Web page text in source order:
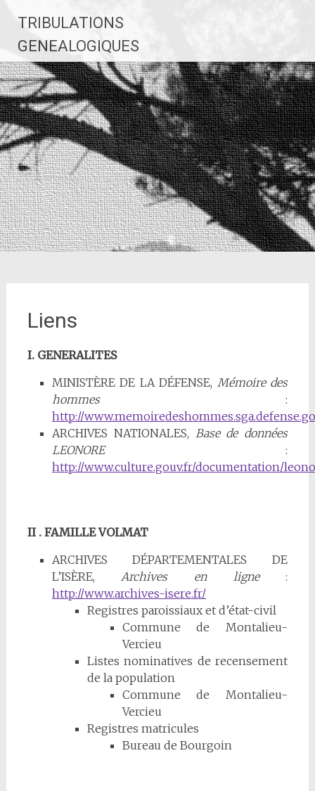
Aller
contenu
principal
TRIBULATIONS
GENEALOGIQUES
Liens
I. GENERALITES
MINISTÈRE DE LA DÉFENSE, Mémoire des
hommes:
http://
ARCHIVES NATIONALES, Base de données
LEONORE:
http://www.culture.gouv.fr/documentation/
II . FAMILLE VOLMAT
ARCHIVES DÉPARTEMENTALES DE
L’ISÈRE,Archives en ligne:
http://www.archives-isere.fr/
Registres paroissiaux et d’état-civil
Commune de Montalieu-
Vercieu
Listes nominatives de recensement
de la population
Commune de Montalieu-
Vercieu
Registres matricules
Bureau de Bourgoin